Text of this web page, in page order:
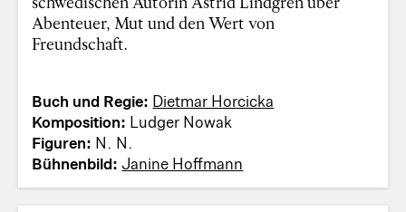
Abenteuer, Mut und den Wert von
Freundschaft.
Buch und Regie: Dietmar Horcicka
Komposition: Ludger Nowak
Figuren: N. N.
Bühnenbild:Janine Hoffmann